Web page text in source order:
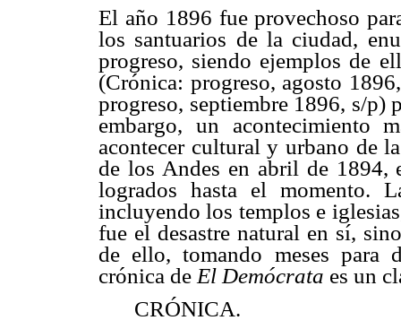
El año 1896 fue provechoso
los santuarios de la ciudad,
progreso, siendo ejemplos de
(Crónica: progreso, agosto
progreso, septiembre 1896, s/
embargo, un acontecimiento
acontecer cultural y urbano de
de los Andes en abril de 1894,
logrados hasta el momento.
incluyendo los templos e
fue el desastre natural en sí,
de ello, tomando meses para
crónica de El Demócrata es un
CRÓNICA.